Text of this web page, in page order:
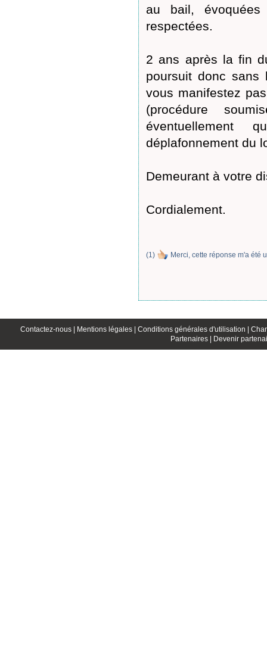
au bail,
respectées.
2 ans après la fin
poursuit donc sans
vous manifestez
(procédure
éventuellement
déplafonnement du
Demeurant à votre
Cordialement.
(1) Merci, cette réponse m'a été
Contactez-nous | Mentions légales | Conditions générales d'utilisation |
Partenaires |
Devenir